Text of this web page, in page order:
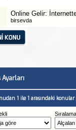
Online Gelir:
birsevda
1 ile 1 arasındaki